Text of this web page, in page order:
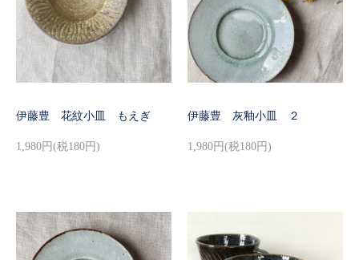
伊藤豊 花紋小皿 もえぎ
1,980円(税180円)
伊藤豊 灰釉小皿 ２
1,980円(税180円)